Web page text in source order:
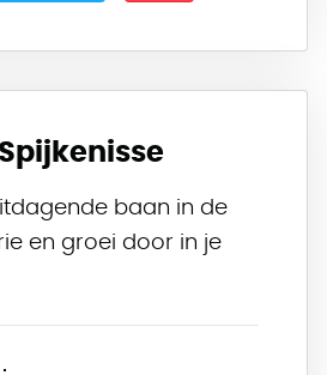
baan in de
en groei door in je